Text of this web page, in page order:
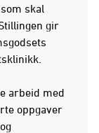
skal
gir
arbeid med
oppgaver